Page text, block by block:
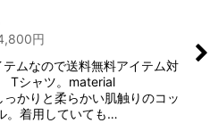
円
ムなので送料無料アイテム対
Tシャツ。material
かりと柔らかい肌触りのコッ
。着用していても…